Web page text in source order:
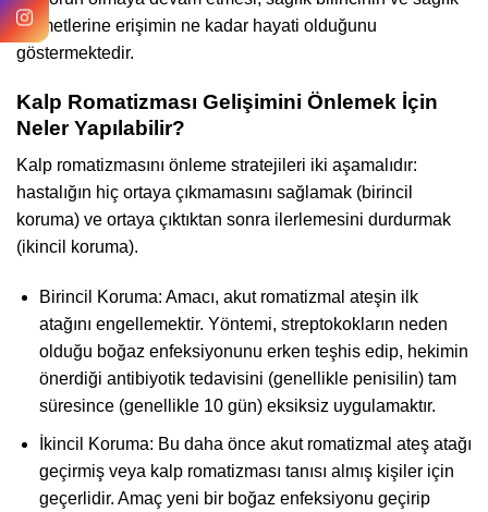
hizmetlerine erişimin ne kadar hayati olduğunu
göstermektedir.
Kalp Romatizması Gelişimini Önlemek İçin
Neler Yapılabilir?
Kalp romatizmasını önleme stratejileri iki aşamalıdır:
hastalığın hiç ortaya çıkmamasını sağlamak (birincil
koruma) ve ortaya çıktıktan sonra ilerlemesini durdurmak
(ikincil koruma).
Birincil Koruma: Amacı, akut romatizmal ateşin ilk
atağını engellemektir. Yöntemi, streptokokların neden
olduğu boğaz enfeksiyonunu erken teşhis edip, hekimin
önerdiği antibiyotik tedavisini (genellikle penisilin) tam
süresince (genellikle 10 gün) eksiksiz uygulamaktır.
İkincil Koruma: Bu daha önce akut romatizmal ateş atağı
geçirmiş veya kalp romatizması tanısı almış kişiler için
geçerlidir. Amaç yeni bir boğaz enfeksiyonu geçirip